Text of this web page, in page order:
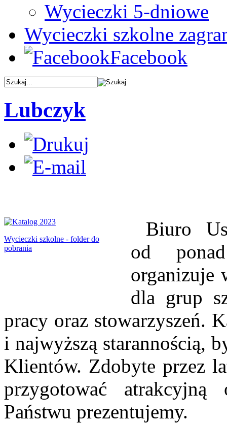
Wycieczki 5-dniowe
Wycieczki szkolne
Facebook
Lubczyk
Wycieczki szkolne - folder do
pobrania
Biuro
od
organizuje
dla grup
pracy oraz stowarzyszeń.
i najwyższą starannością,
Klientów. Zdobyte przez
przygotować
Państwu prezentujemy.